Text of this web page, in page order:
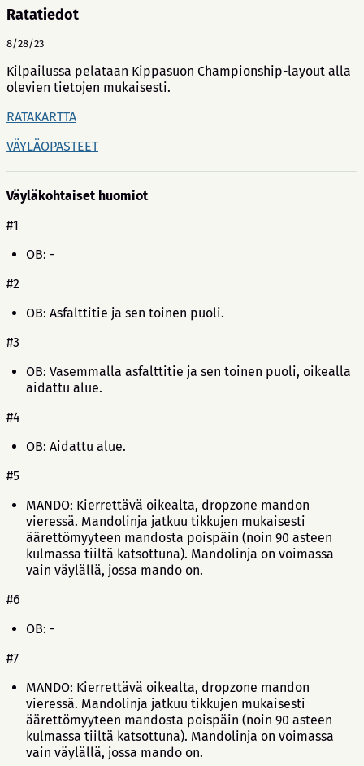
Ratatiedot
8/28/23
Kilpailussa pelataan Kippasuon Championship-layout alla
olevien tietojen mukaisesti.
RATAKARTTA
VÄYLÄOPASTEET
Väyläkohtaiset huomiot
#1
OB: -
#2
OB: Asfalttitie ja sen toinen puoli.
#3
OB: Vasemmalla asfalttitie ja sen toinen puoli, oikealla
aidattu alue.
#4
OB: Aidattu alue.
#5
MANDO: Kierrettävä oikealta, dropzone mandon
vieressä. Mandolinja jatkuu tikkujen mukaisesti
äärettömyyteen mandosta poispäin (noin 90 asteen
kulmassa tiiltä katsottuna). Mandolinja on voimassa
vain väylällä, jossa mando on.
#6
OB: -
#7
MANDO: Kierrettävä oikealta, dropzone mandon
vieressä. Mandolinja jatkuu tikkujen mukaisesti
äärettömyyteen mandosta poispäin (noin 90 asteen
kulmassa tiiltä katsottuna). Mandolinja on voimassa
vain väylällä, jossa mando on.